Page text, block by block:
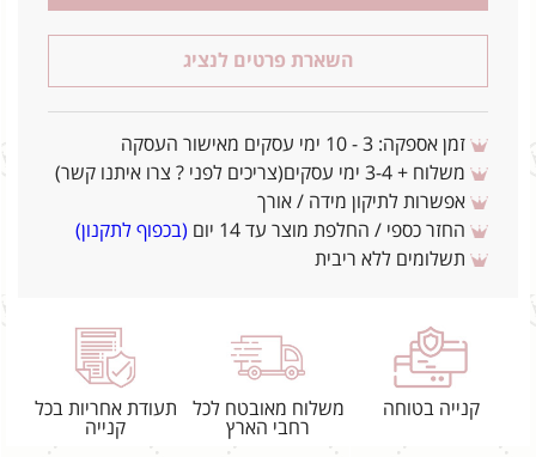
השארת פרטים לנציג
זמן אספקה: 3 - 10 ימי עסקים מאישור העסקה
משלוח + 3-4 ימי עסקים(צריכים לפני ? צרו איתנו קשר)
אפשרות לתיקון מידה / אורך
החזר כספי / החלפת מוצר עד 14 יום
(בכפוף לתקנון)
תשלומים ללא ריבית
קנייה בטוחה
משלוח מאובטח לכל
רחבי הארץ
תעודת אחריות בכל
קנייה